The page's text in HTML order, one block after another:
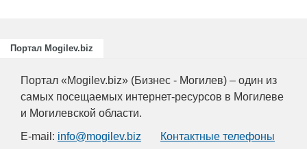
Портал Mogilev.biz
Портал «Mogilev.biz» (Бизнес - Могилев) – один из
самых посещаемых интернет-ресурсов в Могилеве
и Могилевской области.
E-mail: info@mogilev.biz Контактные телефоны